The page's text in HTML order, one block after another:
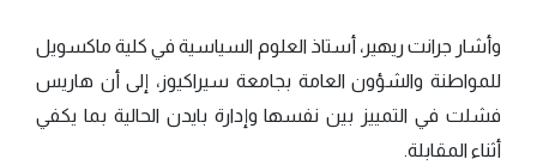
وأشار جرانت ريهير، أستاذ العلوم السياسية في كلية ماكسويل
للمواطنة والشؤون العامة بجامعة سيراكيوز، إلى أن هاريس
فشلت في التمييز بين نفسها وإدارة بايدن الحالية بما يكفي
أثناء المقابلة.